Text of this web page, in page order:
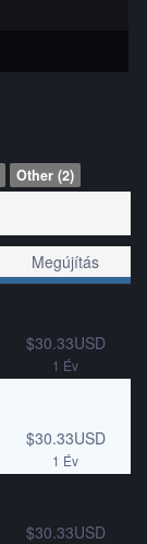
Other (2)
Megújítás
$30.33USD
1 Év
$30.33USD
1 Év
$30.33USD